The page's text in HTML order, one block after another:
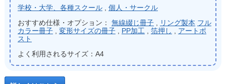
学校・大学、各種スクール, 個人・サークル
おすすめ仕様・オプション： 無線綴じ冊子, リング製本 フル
カラー冊子, 変形サイズの冊子, PP加工 箔押し
アートポ
スト
よく利用されるサイズ：A4